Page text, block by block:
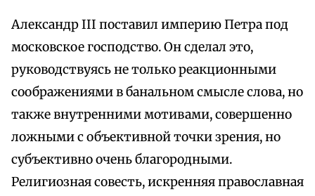
Александр III поставил империю Петра под
московское господство. Он сделал это,
руководствуясь не только реакционными
соображениями в банальном смысле слова, но
также внутренними мотивами, совершенно
ложными с объективной точки зрения, но
субъективно очень благородными.
Религиозная совесть, искренняя православная